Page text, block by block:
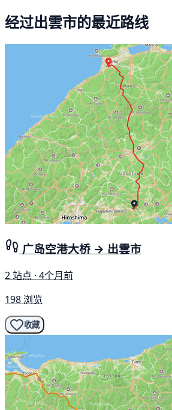
经过出雲市的最近路线
广岛空港大桥 → 出雲市
2 站点 · 4个月前
198 浏览
收藏